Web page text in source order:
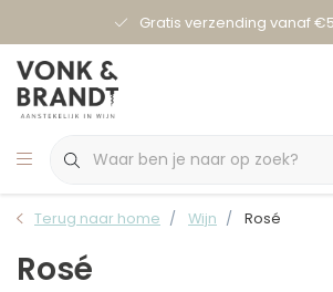
Gratis verzending vanaf
Terug naar home Wijn Rosé
Rosé